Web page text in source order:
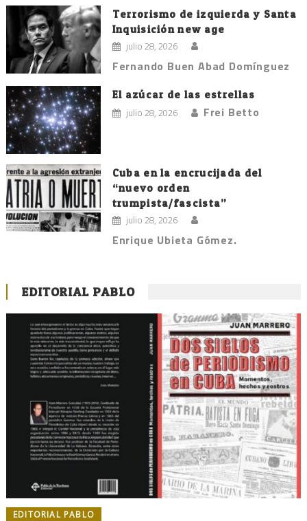
Terrorismo de izquierda y Santa
Inquisición new age
julio 28, 2026
Fernando Buen Abad Domínguez
El azúcar de las estrellas
julio 28, 2026 Frei Betto
Cuba en la encrucijada del
“nuevo orden
trumpista/fascista”
julio 28, 2026
Enrique Ubieta Gómez.
EDITORIAL PABLO
EDITORIAL PABLO